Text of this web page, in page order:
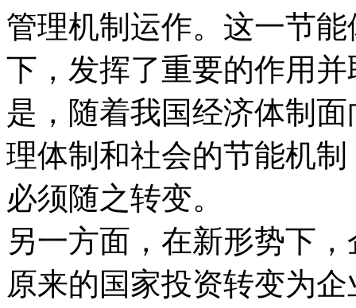
管理机制运作。这一节
下，发挥了重要的作用
是，随着我国经济体制
理体制和社会的节能机
必须随之转变。
另一方面，在新形势下
原来的国家投资转变为